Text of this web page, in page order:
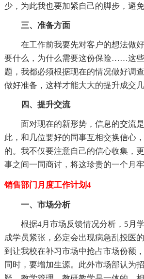
少，为此我也要加紧自己的脚步，避
三、准备方面
在工作前我要先对客户的想法做
要什么，为什么需要这份保险……这
题，我都必须根据现在的情况做好调
做好准备，这样才能大大的提升成交几
四、提升交流
面对现在的新形势，信息的交流
此，和几位要好的同事互相交换信心
的。我不仅要注意自己的信心收集，
事之间一同商讨，将这珍贵的一个月
销售部门月度工作计划4
一、市场分析
根据4月市场反馈情况分析，5月
成学员紧张，必定会出现病急乱投医
到让我校在补习市场中抢占市场份额
同时，要增加生源。此外市场部认为